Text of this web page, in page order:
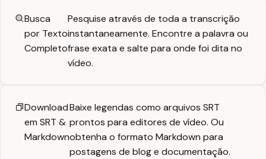
Busca
por Texto
Completo
Pesquise através de toda a transcrição
instantaneamente. Encontre a palavra ou
frase exata e salte para onde foi dita no
vídeo.
Download
em SRT &
Markdown
Baixe legendas como arquivos SRT
prontos para editores de vídeo. Ou
obtenha o formato Markdown para
postagens de blog e documentação.